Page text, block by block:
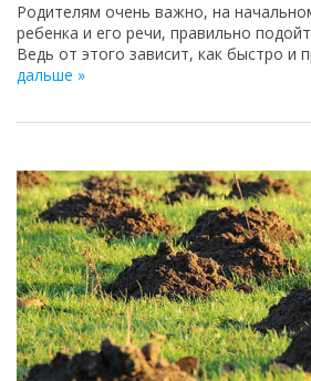
Родителям очень важно, на
ребенка и его речи, правильно
Ведь от этого зависит, как быстро и
дальше »